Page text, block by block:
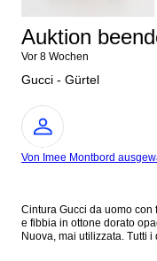
Auktion
Vor 8 Wochen
Gucci - Gürtel
Experte
Von Imee Montbord
Cintura Gucci da uomo con fibbia GG
e fibbia in ottone dorato opaco. Misura: 80 Altezza: 4 cm Made
Nuova, mai utilizzata. Tutti